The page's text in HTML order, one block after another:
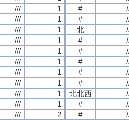
/// 1 #
/// 1 #
/// 1 北
/// 1 #
/// 1 #
/// 1 #
/// 1 #
/// 1 #
/// 1 北北西
/// 1 #
/// 2 #